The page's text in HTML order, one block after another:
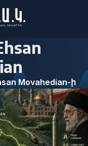
Movahedian-ի